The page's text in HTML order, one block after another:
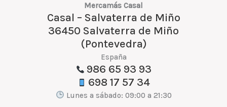
Mercamás Casal
Casal – Salvaterra de Miño
36450 Salvaterra de Miño
(Pontevedra)
España
986 65 93 93
698 17 57 34
Lunes a sábado: 09:00 a 21:30